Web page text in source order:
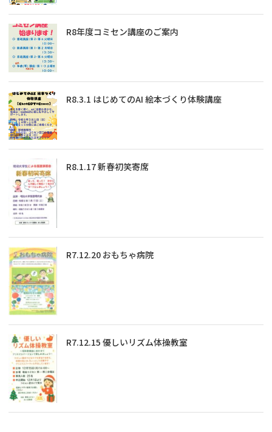
R8年度コミセン講座のご案内
R8.3.1 はじめてのAI 絵本づくり体験講座
R8.1.17 新春初笑寄席
R7.12.20 おもちゃ病院
R7.12.15 優しいリズム体操教室